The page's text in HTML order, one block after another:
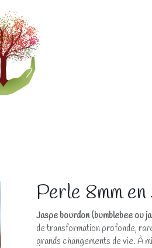
Perle 8mm
Jaspe bourdon (bumblebee ou
de transformation profonde,
grands changements de vie. À